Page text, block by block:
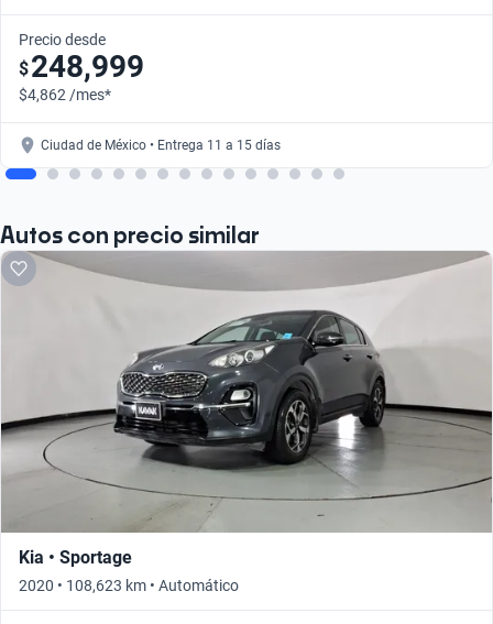
Precio desde
$248,999
$4,862 /mes*
Ciudad de México • Entrega 11 a 15 días
Autos con precio similar
Kia • Sportage
2020 • 108,623 km • Automático